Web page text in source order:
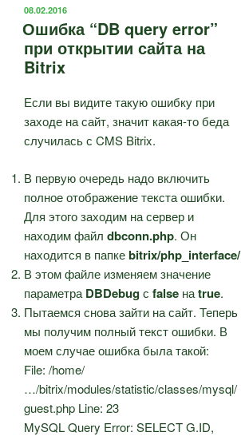
ОПУБЛИКОВАНО
08.02.2016
Ошибка “DB query error”
при открытии сайта на
Bitrix
Если вы видите такую ошибку при
заходе на сайт, значит какая-то беда
случилась с CMS Bitrix.
В первую очередь надо включить
полное отображение текста ошибки.
Для этого заходим на сервер и
находим файл dbconn.php. Он
находится в папкеbitrix/php_interface/
В этом файле изменяем значение
параметра DBDebugс false наtrue.
Пытаемся снова зайти на сайт. Теперь
мы получим полный текст ошибки. В
моем случае ошибка была такой:
File: /home/
…/bitrix/modules/statistic/classes/mysql/
guest.php Line: 23
MySQL Query Error: SELECT G.ID,